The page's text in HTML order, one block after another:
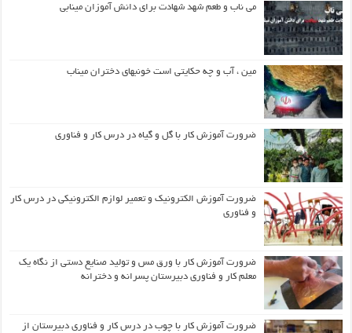
می ناب و طعم شهد شهادت برای دانش آموزان مینابی
مین ، آب و چه حکایتی است خونبهای دختران میناب
ضرورت آموزش کار با گل و گیاه در درس کار و فناوری
ضرورت آموزش الکترونیک و تعمیر لوازم الکترونیکی در درس کار
و فناوری
ضرورت آموزش کار با ورق مس و تولید صنایع دستی از نگاه یک
معلم کار و فناوری دبیرستان پسرانه و دخترانه
ضرورت آموزش کار با چوب در درس کار و فناوری دبیرستان از